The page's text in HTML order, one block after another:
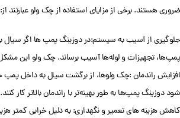
ضروری هستند. برخی از مزایای استفاده از چک ولو عبارتند از:
جلوگیری از آسیب به سیستم:در دوزینگ پمپ ها اگر سیال
پمپ‌ها، تجهیزات و لوله‌ها آسیب برساند. چک ولو این
افزایش راندمان :چک ولوها، از برگشت سیال به داخل
شود دوزینگ پمپ‌ها به طور بهینه‌تر با راندمان بالاتر کار کنند.
کاهش هزینه های تعمیر و نگهداری: به دلیل خرابی کمتر